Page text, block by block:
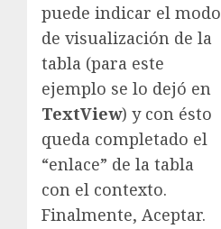
puede indicar el modo
de visualización de la
tabla (para este
ejemplo se lo dejó en
TextView) y con ésto
queda completado el
“enlace” de la tabla
con el contexto.
Finalmente, Aceptar.